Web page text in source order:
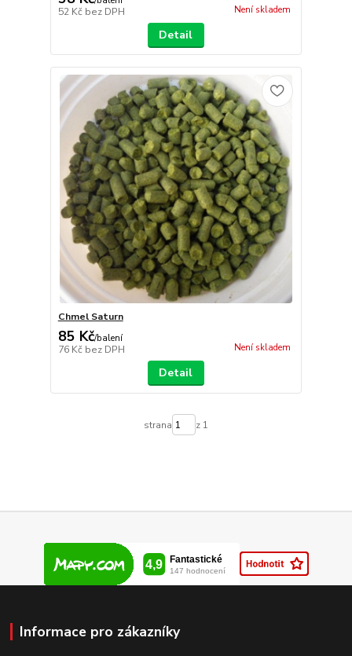
52 Kč bez DPH Není skladem
Detail
Chmel Saturn
85 Kč/balení
76 Kč bez DPH Není skladem
Detail
strana z 1
Informace pro zákazníky